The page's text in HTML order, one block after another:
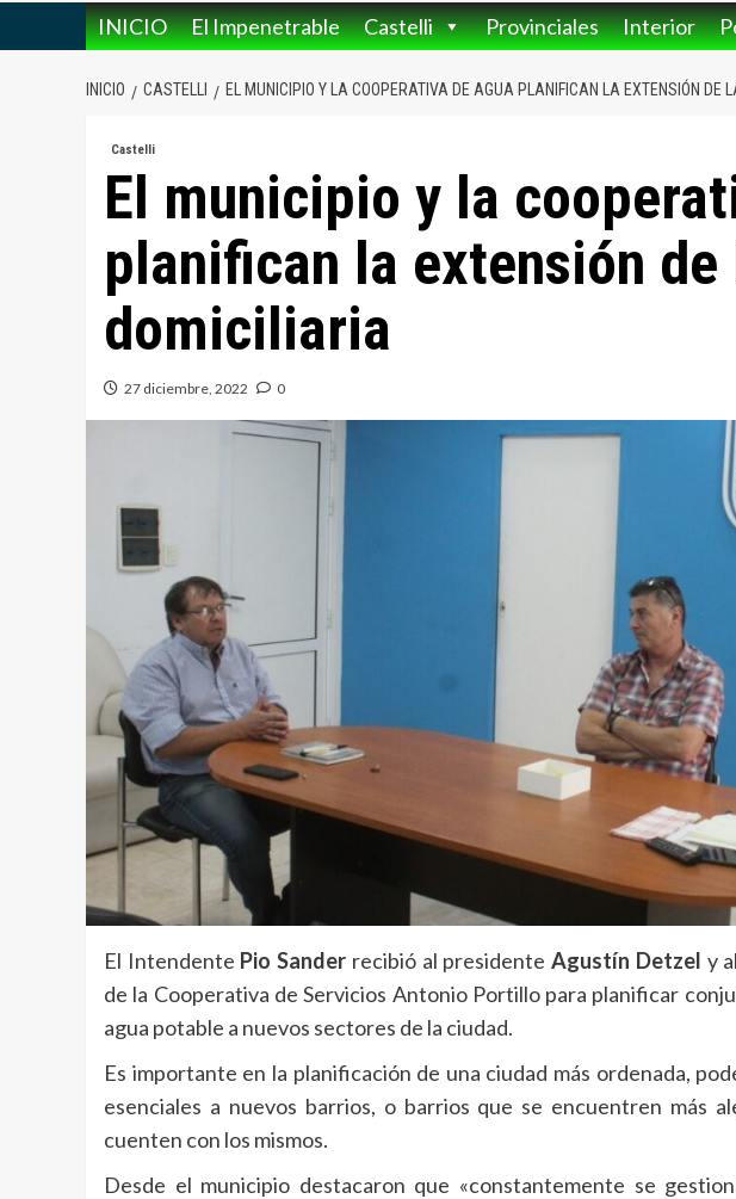
INICIO El Impenetrable Castelli Provinciales Interior
INICIO CASTELLI EL MUNICIPIO Y LA COOPERATIVA DE AGUA PLANIFICAN LA EXTENSIÓN DE
Castelli
El municipio y la
planifican la extensión de
domiciliaria
27 diciembre, 2022 0
El Intendente Pio Sander recibió al presidenteAgustín Detzel y
de la Cooperativa de Servicios Antonio Portillo para planificar
agua potable a nuevos sectores de la ciudad.
Es importante en la planificación de una ciudad más ordenada,
esenciales a nuevos barrios, o barrios que se encuentren más
cuenten con los mismos.
Desde el municipio destacaron que «constantemente se